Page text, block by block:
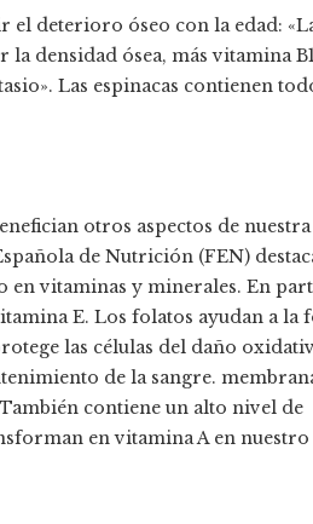
el deterioro óseo con la edad:
la densidad ósea, más vitamina
Las espinacas contienen
otros aspectos de
de Nutrición (FEN)
en vitaminas y minerales. En
E. Los folatos ayudan a la
las células del daño
de la sangre.
contiene un alto nivel de
en vitamina A en nuestro